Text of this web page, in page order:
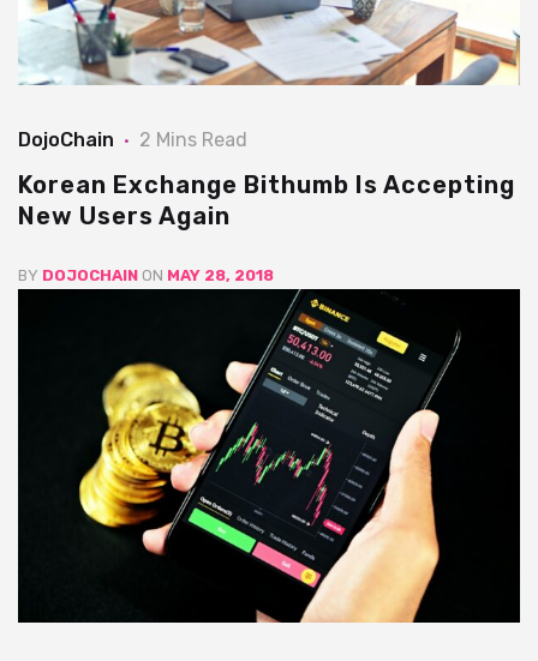
DojoChain 2 Mins Read
Korean Exchange Bithumb Is Accepting
New Users Again
BY DOJOCHAIN ON MAY 28, 2018